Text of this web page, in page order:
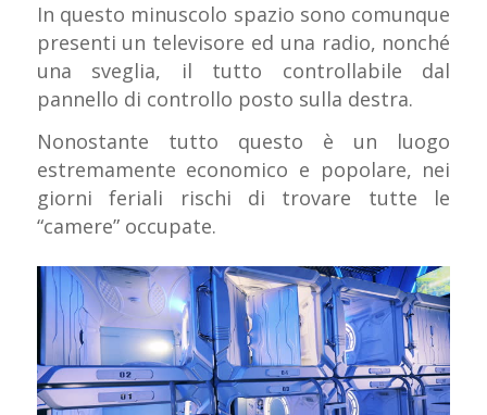
In questo minuscolo spazio sono comunque
presenti un televisore ed una radio, nonché
una sveglia, il tutto controllabile dal
pannello di controllo posto sulla destra.
Nonostante tutto questo è un luogo
estremamente economico e popolare, nei
giorni feriali rischi di trovare tutte le
“camere” occupate.